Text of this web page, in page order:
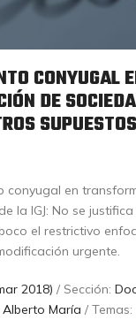
CONYUGAL
DE
SUPUESTOS
conyugal en
la IGJ: No se
el restrictivo
urgente.
2018) / Sección:
Alberto María / Temas: